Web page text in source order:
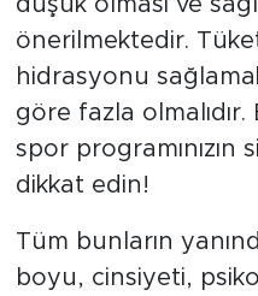
önerilmektedir.
hidrasyonu
göre fazla
spor programınızın
dikkat edin!
Tüm bunların
boyu, cinsiyeti,